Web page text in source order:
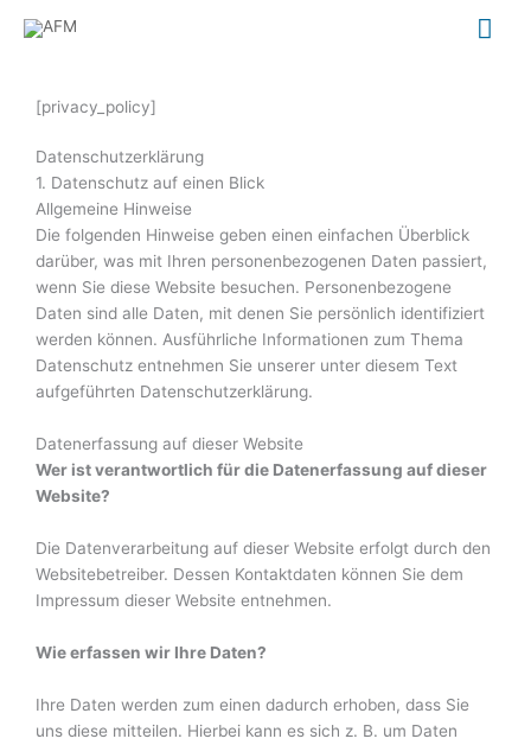
Inhalt
[privacy_policy]
Datenschutzerklärung
1. Datenschutz auf einen Blick
Allgemeine Hinweise
Die folgenden Hinweise geben einen einfachen Überblick
darüber, was mit Ihren personenbezogenen Daten passiert,
wenn Sie diese Website besuchen. Personenbezogene
Daten sind alle Daten, mit denen Sie persönlich identifiziert
werden können. Ausführliche Informationen zum Thema
Datenschutz entnehmen Sie unserer unter diesem Text
aufgeführten Datenschutzerklärung.
Datenerfassung auf dieser Website
Wer ist verantwortlich für die Datenerfassung auf dieser
Website?
Die Datenverarbeitung auf dieser Website erfolgt durch den
Websitebetreiber. Dessen Kontaktdaten können Sie dem
Impressum dieser Website entnehmen.
Wie erfassen wir Ihre Daten?
Ihre Daten werden zum einen dadurch erhoben, dass Sie
uns diese mitteilen. Hierbei kann es sich z. B. um Daten